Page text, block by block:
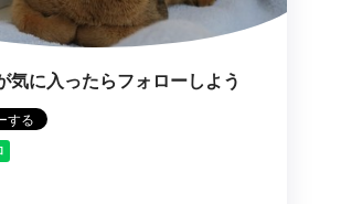
気に入ったらフォローしよう